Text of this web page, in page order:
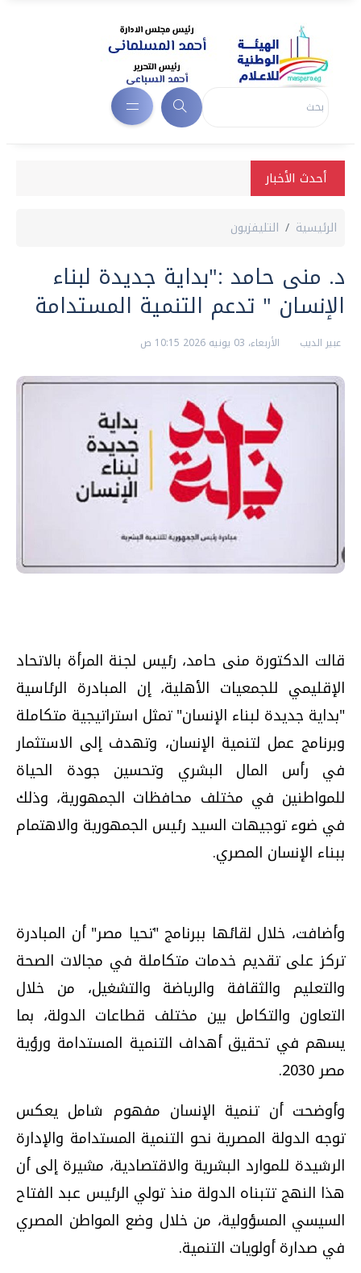
أحدث الأخبار
الرئيسية التليفزيون
د. منى حامد :"بداية جديدة لبناء
الإنسان " تدعم التنمية المستدامة
عبير الديب الأربعاء، 03 يونيه 2026 10:15 ص
قالت الدكتورة منى حامد، رئيس لجنة المرأة بالاتحاد
الإقليمي للجمعيات الأهلية، إن المبادرة الرئاسية
"بداية جديدة لبناء الإنسان" تمثل استراتيجية متكاملة
وبرنامج عمل لتنمية الإنسان، وتهدف إلى الاستثمار
في رأس المال البشري وتحسين جودة الحياة
للمواطنين في مختلف محافظات الجمهورية، وذلك
في ضوء توجيهات السيد رئيس الجمهورية والاهتمام
ببناء الإنسان المصري.
وأضافت، خلال لقائها ببرنامج "تحيا مصر" أن المبادرة
تركز على تقديم خدمات متكاملة في مجالات الصحة
والتعليم والثقافة والرياضة والتشغيل، من خلال
التعاون والتكامل بين مختلف قطاعات الدولة، بما
يسهم في تحقيق أهداف التنمية المستدامة ورؤية
مصر 2030.
وأوضحت أن تنمية الإنسان مفهوم شامل يعكس
توجه الدولة المصرية نحو التنمية المستدامة والإدارة
الرشيدة للموارد البشرية والاقتصادية، مشيرة إلى أن
هذا النهج تتبناه الدولة منذ تولي الرئيس عبد الفتاح
السيسي المسؤولية، من خلال وضع المواطن المصري
في صدارة أولويات التنمية.